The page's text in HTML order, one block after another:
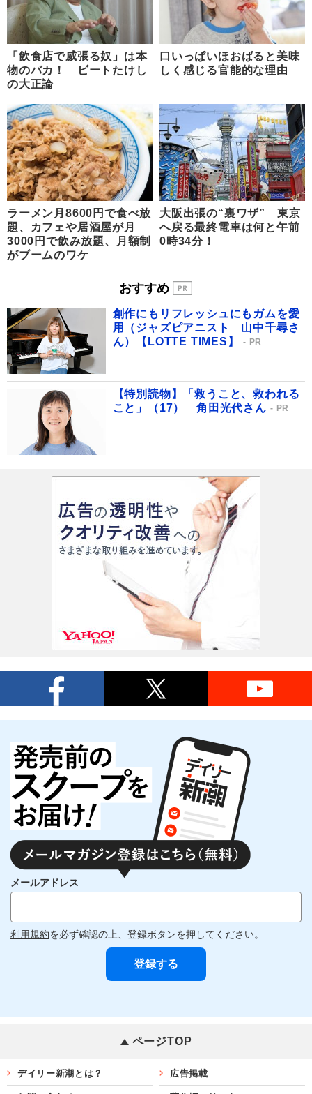
「飲食店で威張る奴」は本
物のバカ！ ビートたけし
の大正論
口いっぱいほおばると美味
しく感じる官能的な理由
ラーメン月8600円で食べ放
題、カフェや居酒屋が月
3000円で飲み放題、月額制
がブームのワケ
大阪出張の“裏ワザ” 東京
へ戻る最終電車は何と午前
0時34分！
おすすめ
創作にもリフレッシュにもガムを愛
用（ジャズピアニスト 山中千尋さ
ん）【LOTTE TIMES】
PR
【特別読物】「救うこと、救われる
こと」（17） 角田光代さん
PR
メールアドレス
利用規約を必ず確認の上、登録ボタンを押してください。
ページTOP
デイリー新潮とは？ 広告掲載